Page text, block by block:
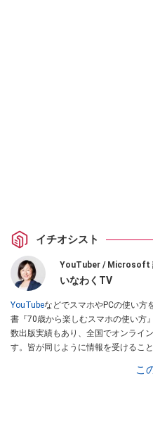
イチオシスト
YouTuber / Microsoft
いなわくTV
YouTubeなどでスマホやPCの使い方
書『70歳から楽しむスマホの使い方
数出版実績もあり、全国でオンライ
す。皆が同じように情報を受けるこ
こ